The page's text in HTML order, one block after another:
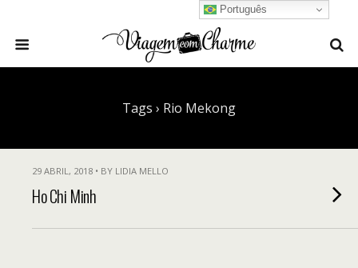
Tags › Rio Mekong
29 ABRIL, 2018 • BY LIDIA MELLO
Ho Chi Minh
Português